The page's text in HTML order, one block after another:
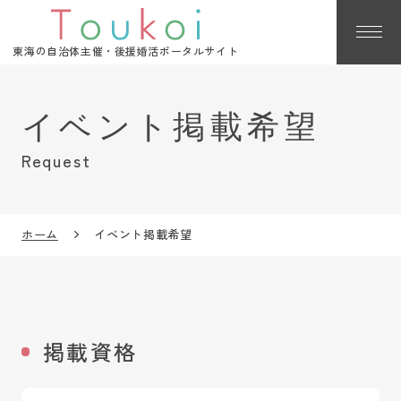
東海の自治体主催・後援婚活ポータルサイト
Request
ホーム イベント掲載希望
掲載資格